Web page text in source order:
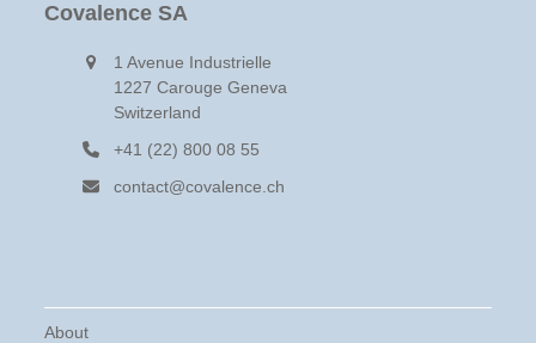
Covalence SA
1 Avenue Industrielle
1227 Carouge Geneva
Switzerland
+41 (22) 800 08 55
contact@covalence.ch
About